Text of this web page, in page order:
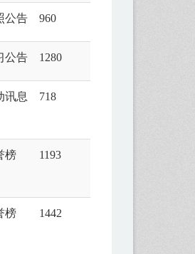
公告 960
公告 1280
讯息 718
榜 1193
榜 1442